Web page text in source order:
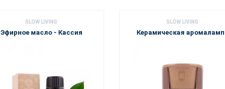
SLOW LIVING
Эфирное масло - Кассия
SLOW LIVING
Керамическая